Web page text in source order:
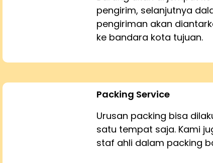
pengirim, selanjutnya
pengiriman akan
ke bandara kota tujuan.
Packing Service
Urusan packing bisa
satu tempat saja. Kami
staf ahli dalam packing